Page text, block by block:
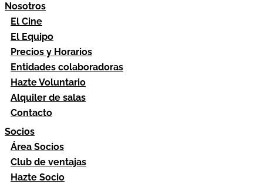
Nosotros
El Cine
El Equipo
Precios y Horarios
Entidades colaboradoras
Hazte Voluntario
Alquiler de salas
Contacto
Socios
Área Socios
Club de ventajas
Hazte Socio